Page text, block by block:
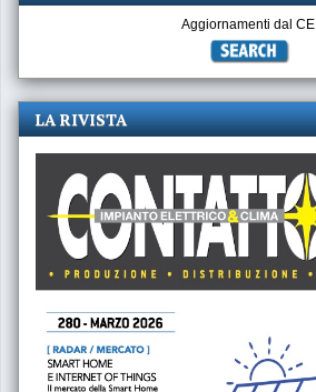
Aggiornamenti dal CEI
LA RIVISTA